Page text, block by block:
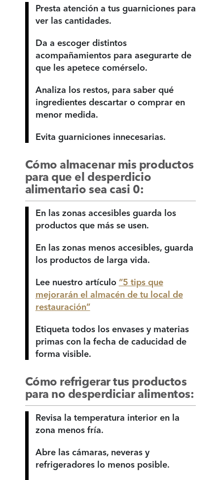
Presta atención a tus guarniciones para
ver las cantidades.
Da a escoger distintos
acompañamientos para asegurarte de
que les apetece comérselo.
Analiza los restos, para saber qué
ingredientes descartar o comprar en
menor medida.
Evita guarniciones innecesarias.
Cómo almacenar mis productos
para que el desperdicio
alimentario sea casi 0:
En las zonas accesibles guarda los
productos que más se usen.
En las zonas menos accesibles, guarda
los productos de larga vida.
Lee nuestro artículo “5 tips que
mejorarán el almacén de tu local de
restauración”
Etiqueta todos los envases y materias
primas con la fecha de caducidad de
forma visible.
Cómo refrigerar tus productos
para no desperdiciar alimentos:
Revisa la temperatura interior en la
zona menos fría.
Abre las cámaras, neveras y
refrigeradores lo menos posible.